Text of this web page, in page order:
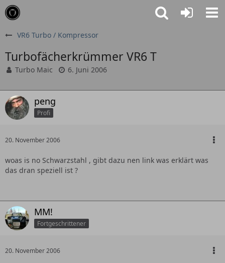
VR6 Turbo / Kompressor
Turbofächerkrümmer VR6 T
Turbo Maic 6. Juni 2006
peng
Profi
20. November 2006
woas is no Schwarzstahl , gibt dazu nen link was erklärt was
das dran speziell ist ?
MM!
Fortgeschrittener
20. November 2006